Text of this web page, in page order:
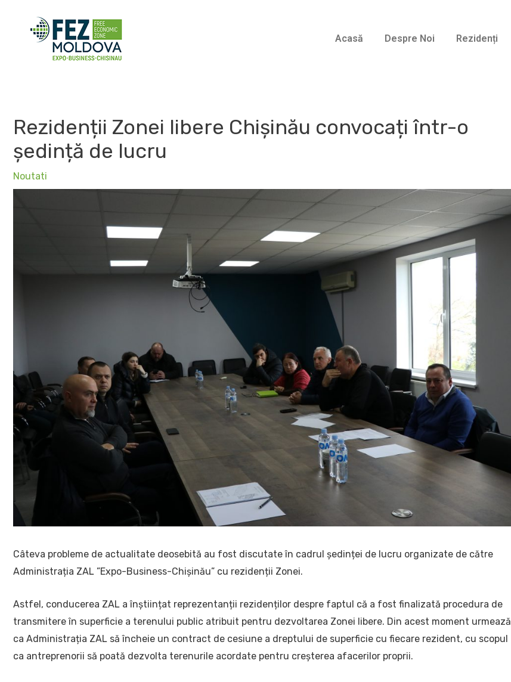
Acasă Despre Noi Rezidenți
Rezidenții Zonei libere Chișinău convocați într-o
ședință de lucru
Noutati
Câteva probleme de actualitate deosebită au fost discutate în cadrul ședinței de lucru organizate de către
Administrația ZAL ”Expo-Business-Chișinău” cu rezidenții Zonei.
Astfel, conducerea ZAL a înștiințat reprezentanții rezidenților despre faptul că a fost finalizată procedura de
transmitere în superficie a terenului public atribuit pentru dezvoltarea Zonei libere. Din acest moment urmează
ca Administrația ZAL să încheie un contract de cesiune a dreptului de superficie cu fiecare rezident, cu scopul
ca antreprenorii să poată dezvolta terenurile acordate pentru creșterea afacerilor proprii.